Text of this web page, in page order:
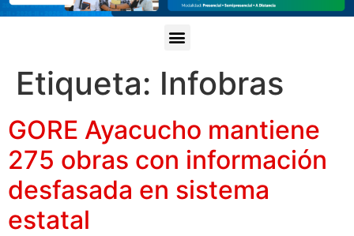
Etiqueta: Infobras
GORE Ayacucho mantiene
275 obras con información
desfasada en sistema
estatal